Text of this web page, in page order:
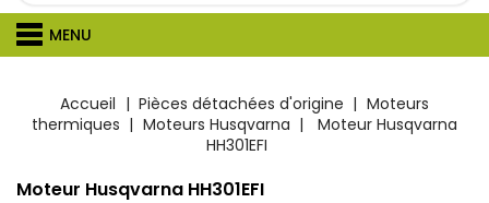
MENU
Accueil Pièces détachées d'origine
Moteurs
thermiques
Moteurs Husqvarna
Moteur Husqvarna
HH301EFI
Moteur Husqvarna HH301EFI